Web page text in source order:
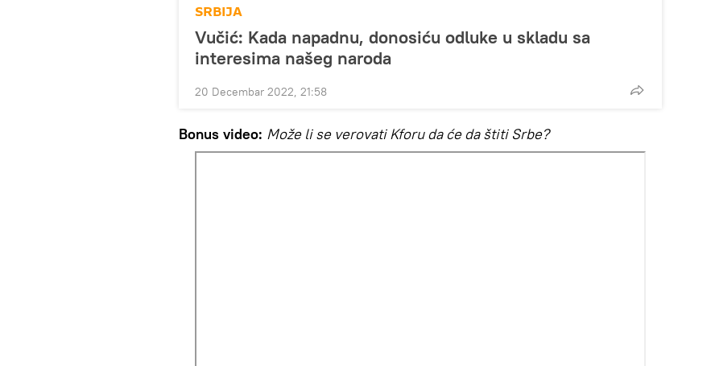
SRBIJA
Vučić: Kada napadnu, donosiću odluke u skladu sa
interesima našeg naroda
20 Decembar 2022, 21:58
Bonus video: Može li se verovati Kforu da će da štiti Srbe?